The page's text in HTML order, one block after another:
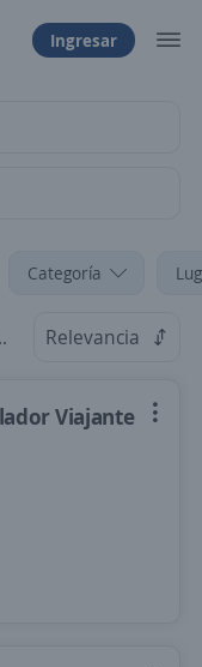
Ingresar
Categoría
Relevancia
Viajante